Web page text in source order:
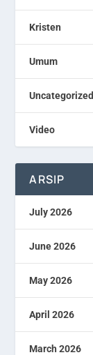
Kristen
Umum
Uncategorized
Video
ARSIP
July 2026
June 2026
May 2026
April 2026
March 2026